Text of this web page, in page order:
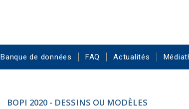
Banque de données FAQ Actualités
BOPI 2020 - DESSINS OU MODÈLES